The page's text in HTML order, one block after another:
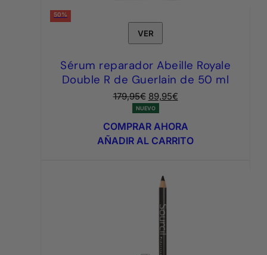
50%
VER
Sérum reparador Abeille Royale
Double R de Guerlain de 50 ml
179,95€ El
precio
original
era:
179,95€.
89,95€El
actual
es:
89,95€.
NUEVO
COMPRAR AHORA
AÑADIR AL CARRITO